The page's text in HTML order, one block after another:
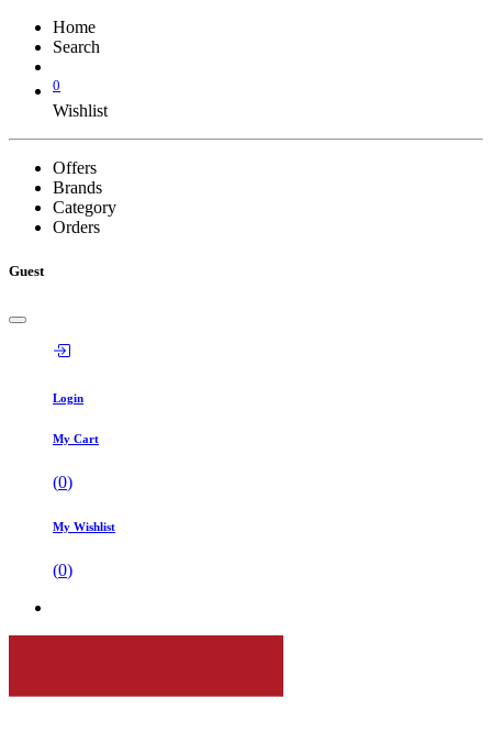
Home
Search
0
Wishlist
Offers
Brands
Category
Orders
Guest
Login
My Cart
(0)
My Wishlist
(0)